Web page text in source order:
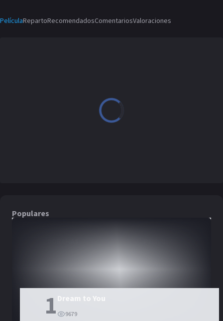
PelículaRepartoRecomendadosComentariosValoraciones
Populares
1 Dream to You
9679